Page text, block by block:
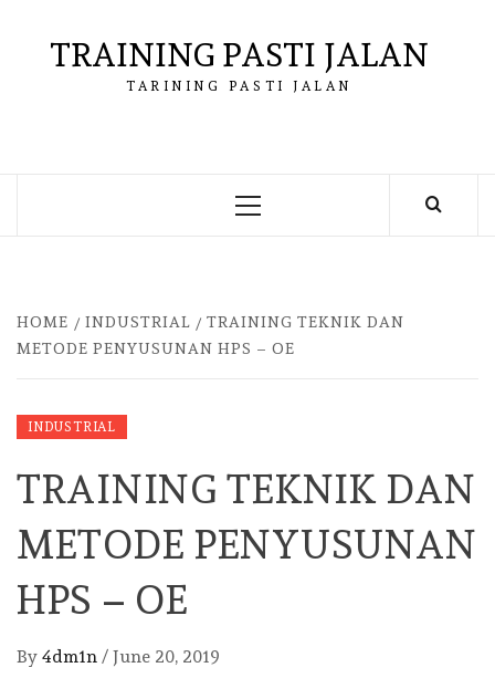
contentTRAINING PASTI JALAN
TARINING PASTI JALAN
Primary
HOME INDUSTRIAL
TRAINING TEKNIK DAN
METODE PENYUSUNAN HPS – OE
INDUSTRIAL
TRAINING TEKNIK DAN
METODE PENYUSUNAN
HPS – OE
By 4dm1n / June 20, 2019